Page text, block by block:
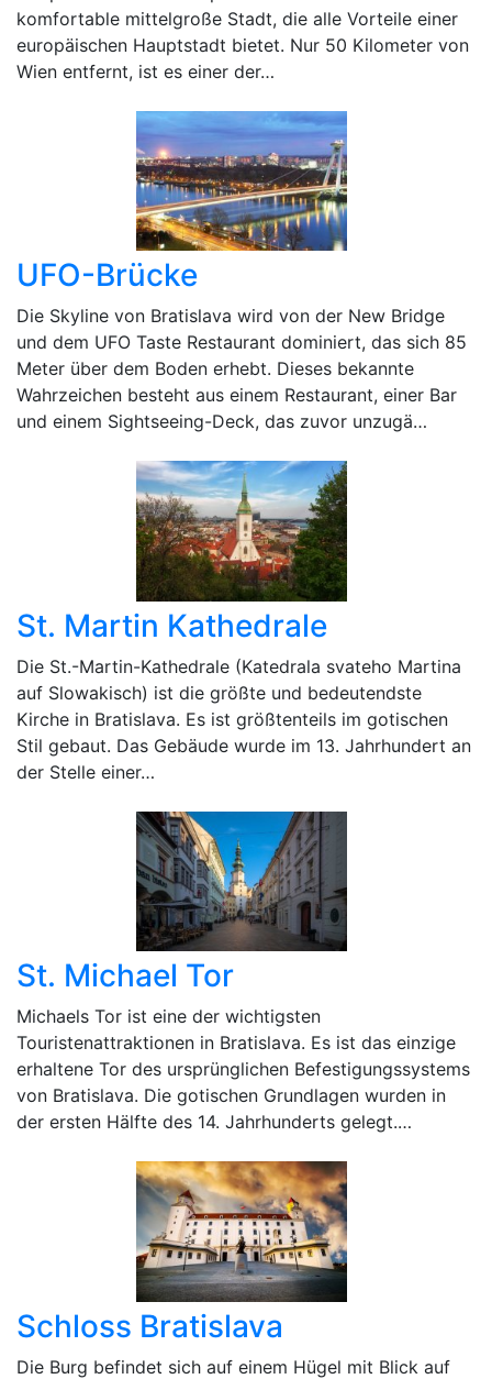
komfortable mittelgroße Stadt, die alle Vorteile einer
europäischen Hauptstadt bietet. Nur 50 Kilometer von
Wien entfernt, ist es einer der…
UFO-Brücke
Die Skyline von Bratislava wird von der New Bridge
und dem UFO Taste Restaurant dominiert, das sich 85
Meter über dem Boden erhebt. Dieses bekannte
Wahrzeichen besteht aus einem Restaurant, einer Bar
und einem Sightseeing-Deck, das zuvor unzugä…
St. Martin Kathedrale
Die St.-Martin-Kathedrale (Katedrala svateho Martina
auf Slowakisch) ist die größte und bedeutendste
Kirche in Bratislava. Es ist größtenteils im gotischen
Stil gebaut. Das Gebäude wurde im 13. Jahrhundert an
der Stelle einer…
St. Michael Tor
Michaels Tor ist eine der wichtigsten
Touristenattraktionen in Bratislava. Es ist das einzige
erhaltene Tor des ursprünglichen Befestigungssystems
von Bratislava. Die gotischen Grundlagen wurden in
der ersten Hälfte des 14. Jahrhunderts gelegt.…
Schloss Bratislava
Die Burg befindet sich auf einem Hügel mit Blick auf